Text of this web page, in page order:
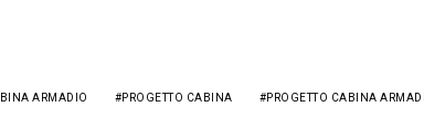
ARMADIO PROGETTO CABINA PROGETTO CABINA